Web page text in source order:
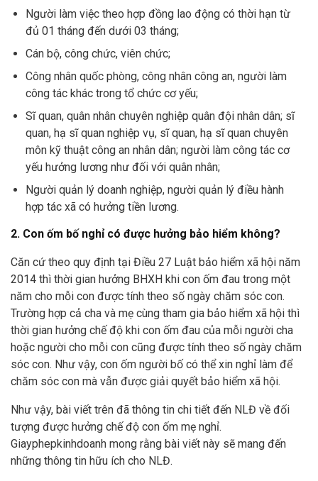
Người làm việc theo hợp đồng lao động có thời hạn từ
đủ 01 tháng đến dưới 03 tháng;
Cán bộ, công chức, viên chức;
Công nhân quốc phòng, công nhân công an, người làm
công tác khác trong tổ chức cơ yếu;
Sĩ quan, quân nhân chuyên nghiệp quân đội nhân dân; sĩ
quan, hạ sĩ quan nghiệp vụ, sĩ quan, hạ sĩ quan chuyên
môn kỹ thuật công an nhân dân; người làm công tác cơ
yếu hưởng lương như đối với quân nhân;
Người quản lý doanh nghiệp, người quản lý điều hành
hợp tác xã có hưởng tiền lương.
2. Con ốm bố nghỉ có được hưởng bảo hiểm không?
Căn cứ theo quy định tại Điều 27 Luật bảo hiểm xã hội năm
2014 thì thời gian hưởng BHXH khi con ốm đau trong một
năm cho mỗi con được tính theo số ngày chăm sóc con.
Trường hợp cả cha và mẹ cùng tham gia bảo hiểm xã hội thì
thời gian hưởng chế độ khi con ốm đau của mỗi người cha
hoặc người cho mỗi con cũng được tính theo số ngày chăm
sóc con. Như vậy, con ốm người bố có thể xin nghỉ làm để
chăm sóc con mà vẫn được giải quyết bảo hiểm xã hội.
Như vậy, bài viết trên đã thông tin chi tiết đến NLĐ về đối
tượng được hưởng chế độ con ốm mẹ nghỉ.
Giayphepkinhdoanh mong rằng bài viết này sẽ mang đến
những thông tin hữu ích cho NLĐ.